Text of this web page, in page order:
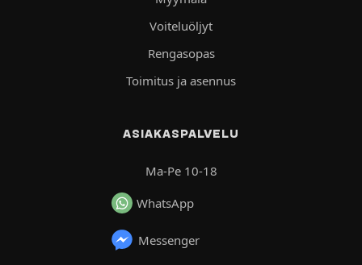
Voiteluöljyt
Rengasopas
Toimitus ja asennus
ASIAKASPALVELU
Ma-Pe 10-18
WhatsApp
Messenger